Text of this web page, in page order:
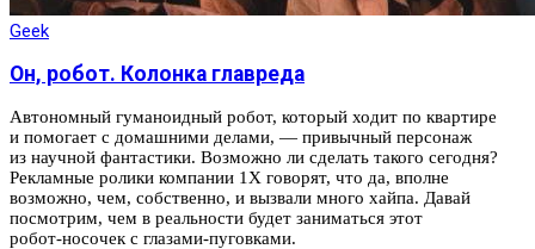
Geek
Он, робот. Колонка главреда
Автономный гуманоидный робот, который ходит по квартире
и помогает с домашними делами, — привычный персонаж
из научной фантастики. Возможно ли сделать такого сегодня?
Рекламные ролики компании 1X говорят, что да, вполне
возможно, чем, собственно, и вызвали много хайпа. Давай
посмотрим, чем в реальности будет заниматься этот
робот‑носочек с глазами‑пуговками.